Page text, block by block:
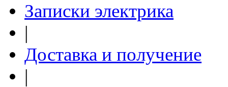
Записки электрика
|
Доставка и получение
|